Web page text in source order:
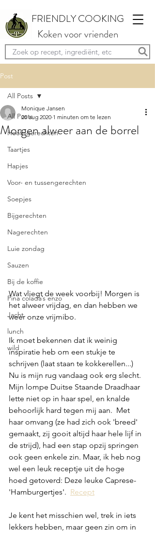
FRIENDLY COOKING
Koken voor vrienden
Post
All Posts
Hoofdgerechten
Taartjes
Hapjes
Voor- en tussengerechten
Soepjes
Bijgerechten
Nagerechten
Luie zondag
Sauzen
Bij de koffie
Pina colada’s enzo
Jacht
lunch
wild
All Posts
Morgen alweer aan de borrel
Monique Jansen
20 aug 2020 1 minuten om te lezen
Wat vliegt de week voorbij! Morgen is
het alweer vrijdag, en dan hebben we
weer onze vrijmibo.
Ik moet bekennen dat ik weinig
inspiratie heb om een stukje te
schrijven (laat staan te kokkerellen...)
Nu is mijn rug vandaag ook erg slecht.
Mijn lompe Duitse Staande Draadhaar
lette niet op in haar spel, en knalde
behoorlijk hard tegen mij aan.  Met
haar omvang (ze had zich ook 'breed'
gemaakt, zij gooit altijd haar hele lijf in
de strijd), had een stap opzij springen
ook geen enkele zin. Maar, ik heb nog
wel een leuk receptje uit de hoge
hoed getoverd: Deze leuke Caprese-
'Hamburgertjes'. Recept
Je kent het misschien wel, trek in iets
lekkers hebben, maar geen zin om in